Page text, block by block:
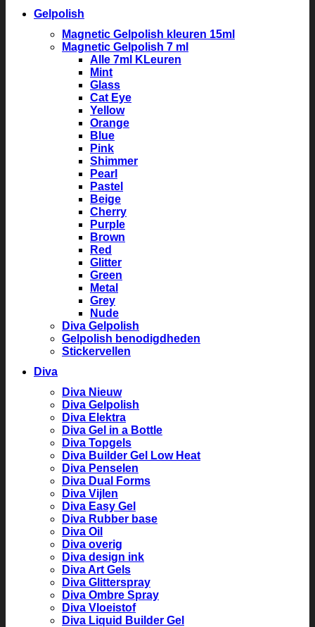
Gelpolish
Magnetic Gelpolish kleuren 15ml
Magnetic Gelpolish 7 ml
Alle 7ml KLeuren
Mint
Glass
Cat Eye
Yellow
Orange
Blue
Pink
Shimmer
Pearl
Pastel
Beige
Cherry
Purple
Brown
Red
Glitter
Green
Metal
Grey
Nude
Diva Gelpolish
Gelpolish benodigdheden
Stickervellen
Diva
Diva Nieuw
Diva Gelpolish
Diva Elektra
Diva Gel in a Bottle
Diva Topgels
Diva Builder Gel Low Heat
Diva Penselen
Diva Dual Forms
Diva Vijlen
Diva Easy Gel
Diva Rubber base
Diva Oil
Diva overig
Diva design ink
Diva Art Gels
Diva Glitterspray
Diva Ombre Spray
Diva Vloeistof
Diva Liquid Builder Gel